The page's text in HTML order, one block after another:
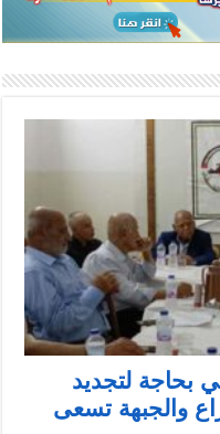
بحاجة لتجديد
والجبهة تسعى